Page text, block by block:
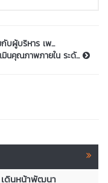
บผู้บริหาร เพ...
มินคุณภาพภายใน ระดั...
ดินหน้าพัฒนา